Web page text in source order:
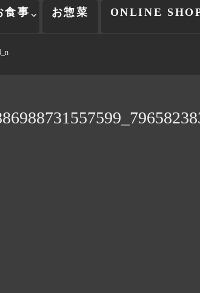
食事 お惣菜 ONLINE